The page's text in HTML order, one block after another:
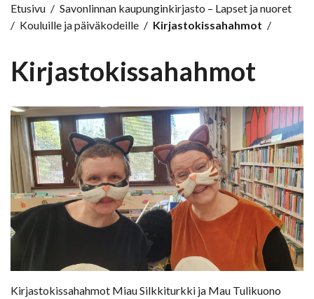
Etusivu / Savonlinnan kaupunginkirjasto – Lapset ja nuoret
/ Kouluille ja päiväkodeille / Kirjastokissahahmot /
Kirjastokissahahmot
Kirjastokissahahmot Miau Silkkiturkki ja Mau Tulikuono